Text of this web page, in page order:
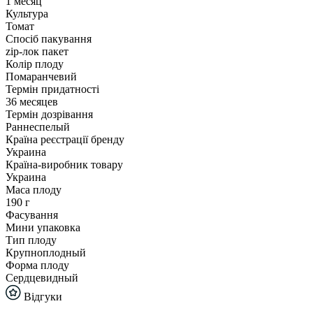
Культура
Томат
Спосіб пакування
zip-лок пакет
Колір плоду
Помаранчевий
Термін придатності
36 месяцев
Термін дозрівання
Раннеспелый
Країна реєстрації бренду
Украина
Країна-виробник товару
Украина
Маса плоду
190 г
Фасування
Мини упаковка
Тип плоду
Крупноплодный
Форма плоду
Сердцевидный
Відгуки